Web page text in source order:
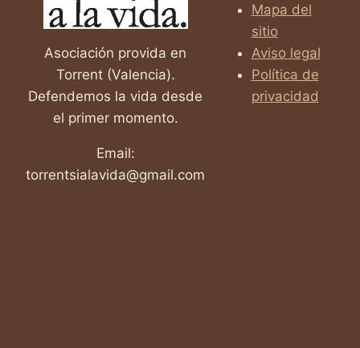
Asociación provida en
Torrent (Valencia).
Defendemos la vida desde
el primer momento.
Email:
torrentsialavida@gmail.com
Mapa del
sitio
Aviso legal
Política de
privacidad